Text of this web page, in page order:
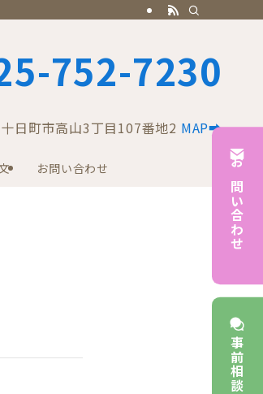
お問い合わせ
752-7230
日町市高山3丁目107番地2 MAP➡
お問い合わせ
事前相談